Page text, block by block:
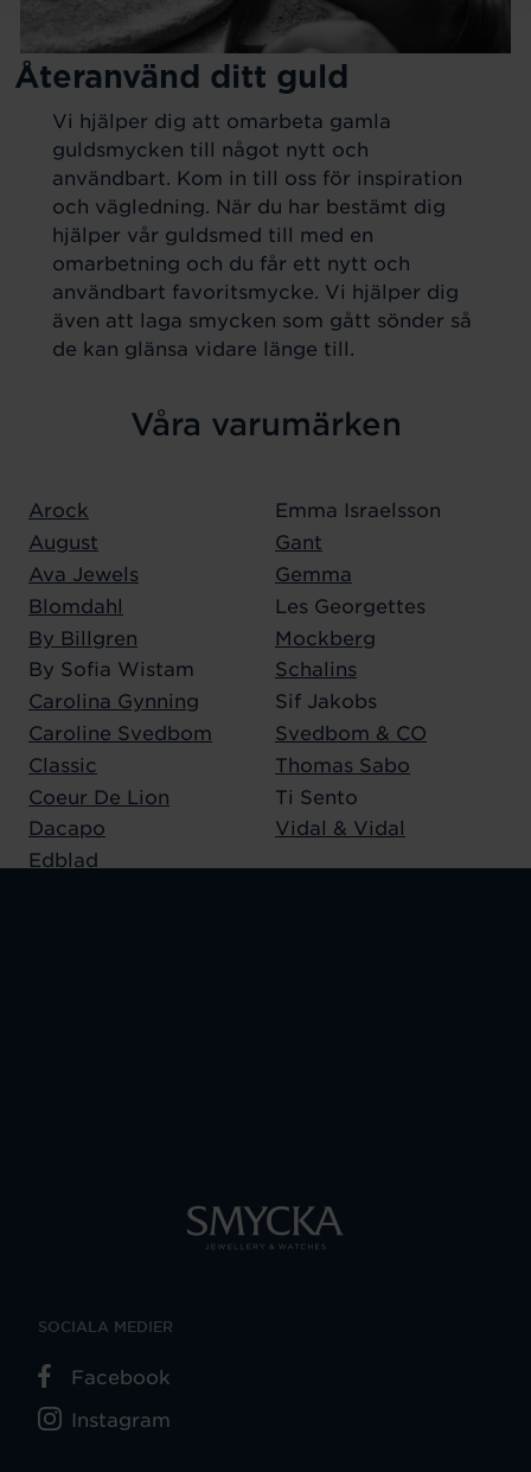
Återanvänd ditt guld
Vi hjälper dig att omarbeta gamla
guldsmycken till något nytt och
användbart. Kom in till oss för inspiration
och vägledning. När du har bestämt dig
hjälper vår guldsmed till med en
omarbetning och du får ett nytt och
användbart favoritsmycke. Vi hjälper dig
även att laga smycken som gått sönder så
de kan glänsa vidare länge till.
Våra varumärken
Arock
August
Ava Jewels
Blomdahl
By Billgren
By Sofia Wistam
Carolina Gynning
Caroline Svedbom
Classic
Coeur De Lion
Dacapo
Edblad
Emma Israelsson
Gant
Gemma
Les Georgettes
Mockberg
Schalins
Sif Jakobs
Svedbom & CO
Thomas Sabo
Ti Sento
Vidal & Vidal
SOCIALA MEDIER
Facebook
Instagram